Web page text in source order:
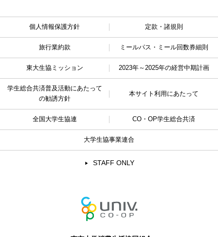
個人情報保護方針 定款・諸規則
旅行業約款 ミールパス・ミール回数券細則
東大生協ミッション 2023年～2025年の経営中期計画
学生総合共済普及活動にあたって
の勧誘方針
本サイト利用にあたって
全国大学生協連 CO・OP学生総合共済
大学生協事業連合
STAFF ONLY